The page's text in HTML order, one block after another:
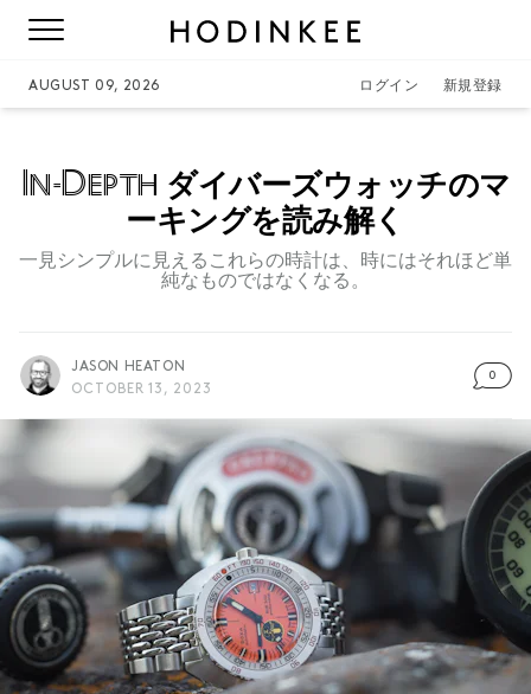
AUGUST 09, 2026 ログイン 新規登録
In-Depth ダイバーズウォッチのマ
ーキングを読み解く
一見シンプルに見えるこれらの時計は、時にはそれほど単
純なものではなくなる。
JASON HEATON
OCTOBER 13, 2023
0